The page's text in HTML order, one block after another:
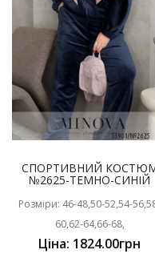
СПОРТИВНИЙ
№2625-ТЕМНО-СИНІЙ
Розміри: 46-48,50-52,54-
60,62-64,66-68,
Ціна: 1824.00грн